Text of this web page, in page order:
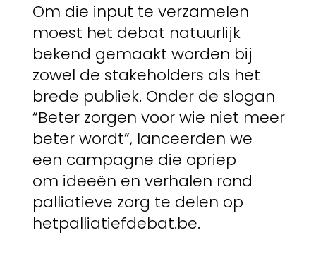
Om die input te verzamelen
moest het debat natuurlijk
bekend gemaakt worden bij
zowel de stakeholders als het
brede publiek. Onder de slogan
“Beter zorgen voor wie niet meer
beter wordt”, lanceerden we
een campagne die opriep
om ideeën en verhalen rond
palliatieve zorg te delen op
hetpalliatiefdebat.be.